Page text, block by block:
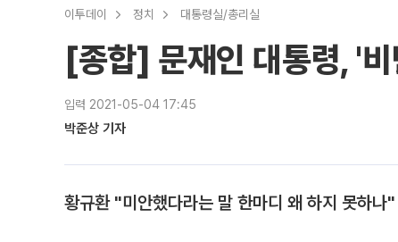
이투데이 정치 대통령실/총리실
[종합] 문재인 대통령, '
입력 2021-05-04 17:45
박준상 기자
황규환 "미안했다라는 말 한마디 왜 하지 못하나"